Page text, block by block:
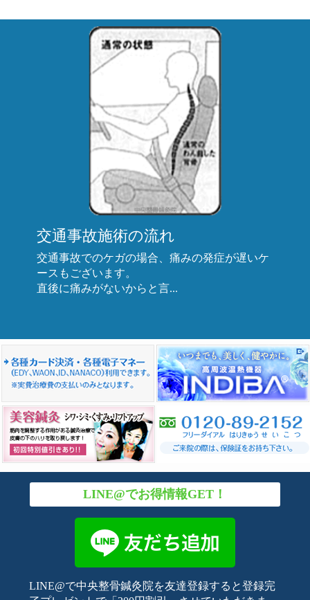
交通事故施術の流れ
交通事故でのケガの場合、痛みの発症が遅いケ
ースもございます。
直後に痛みがないからと言...
LINE@でお得情報GET！
LINE@で中央整骨鍼灸院を友達登録すると登録完